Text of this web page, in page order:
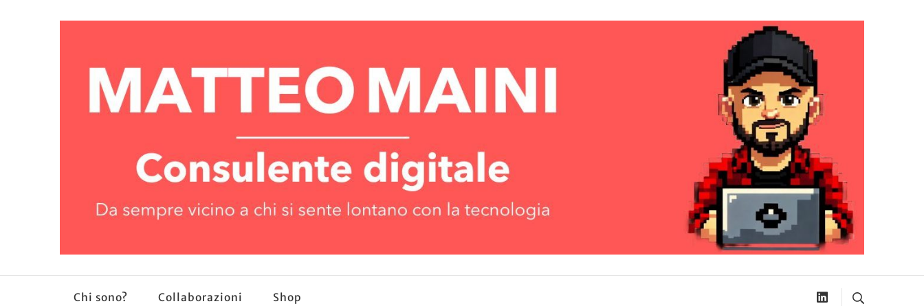
Chi sono? Collaborazioni Shop